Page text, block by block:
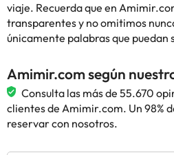
viaje. Recuerda que en
transparentes y no omitimos
únicamente palabras que puedan
Amimir.com según
Consulta las más de 55.670
clientes de Amimir.com. Un 98%
reservar con nosotros.